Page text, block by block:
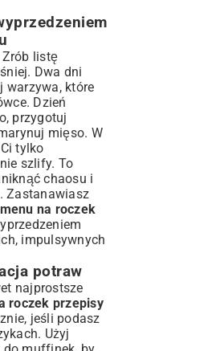
Zrób listę
Dwa dni
warzywa, które
Dzień
przygotuj
mięso. W
tylko
szlify. To
chaosu i
Zastanawiasz
na roczek
impulsywnych
potraw
najprostsze
roczek przepisy
jeśli podasz
Użyj